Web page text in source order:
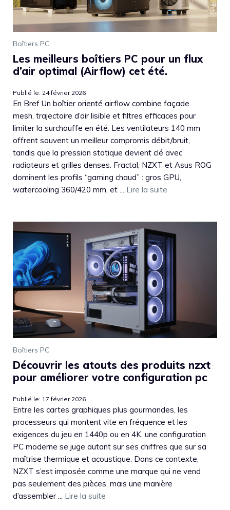
Boîtiers PC
Les meilleurs boîtiers PC pour un flux
d’air optimal (Airflow) cet été.
Publié le: 24 février 2026
En Bref Un boîtier orienté airflow combine façade
mesh, trajectoire d’air lisible et filtres efficaces pour
limiter la surchauffe en été. Les ventilateurs 140 mm
offrent souvent un meilleur compromis débit/bruit,
tandis que la pression statique devient clé avec
radiateurs et grilles denses. Fractal, NZXT et Asus ROG
dominent les profils “gaming chaud” : gros GPU,
watercooling 360/420 mm, et ... Lire la suite
Boîtiers PC
Découvrir les atouts des produits nzxt
pour améliorer votre configuration pc
Publié le: 17 février 2026
Entre les cartes graphiques plus gourmandes, les
processeurs qui montent vite en fréquence et les
exigences du jeu en 1440p ou en 4K, une configuration
PC moderne se juge autant sur ses chiffres que sur sa
maîtrise thermique et acoustique. Dans ce contexte,
NZXT s’est imposée comme une marque qui ne vend
pas seulement des pièces, mais une manière
d’assembler ... Lire la suite